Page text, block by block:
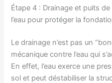
Étape 4 : Drainage et puits
l’eau pour protéger la
Le drainage n’est pas un
mécanique contre l’eau qui
En effet, l’eau exerce une
sol et peut déstabiliser la